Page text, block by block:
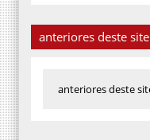
anteriores deste site